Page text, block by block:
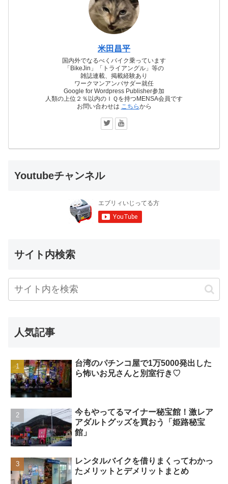
米田昌平
国内外でなるべくバイク乗っています
「BikeJin」「トライアングル」等の
雑誌連載、掲載経験あり
ワークマンアンバサダー就任
Google for Wordpress Publisher参加
人類の上位２％以内のＩＱを持つMENSA会員です
お問い合わせは こちらから
Youtubeチャンネル
サイト内検索
人気記事
台湾のパチンコ屋で1万5000発出した
ら怖いお兄さんと別室行き♡
今もやってるマイナー秘宝館！激レア
アダルトグッズを買おう「姫路秘宝
館」
レンタルバイクを借りまくってわかっ
たメリットとデメリットまとめ